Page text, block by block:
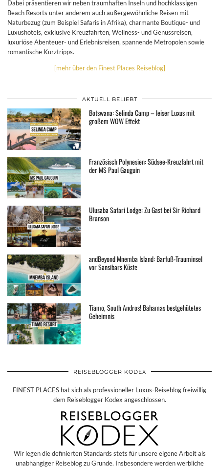
Dabei präsentieren wir neben traumhaften Inseln und hochklassigen
Beach Resorts unter anderem auch außergewöhnliche Reisen mit
Naturbezug (zum Beispiel Safaris in Afrika), charmante Boutique- und
Luxushotels, exklusive Kreuzfahrten, Wellness- und Genussreisen,
luxuriöse Abenteuer- und Erlebnisreisen, spannende Metropolen sowie
romantische Kurztripps.
[mehr über den Finest Places Reiseblog]
AKTUELL BELIEBT
Botswana: Selinda Camp – leiser Luxus mit
großem WOW Effekt
Französisch Polynesien: Südsee-Kreuzfahrt mit
der MS Paul Gauguin
Ulusaba Safari Lodge: Zu Gast bei Sir Richard
Branson
andBeyond Mnemba Island: Barfuß-Trauminsel
vor Sansibars Küste
Tiamo, South Andros! Bahamas bestgehütetes
Geheimnis
REISEBLOGGER KODEX
FINEST PLACES hat sich als professioneller Luxus-Reiseblog freiwillig
dem Reiseblogger Kodex angeschlossen.
Wir legen die definierten Standards stets für unsere eigene Arbeit als
unabhängiger Reiseblog zu Grunde. Insbesondere werden werbliche